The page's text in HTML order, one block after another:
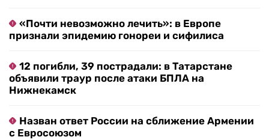
«Почти невозможно лечить»: в Европе
признали эпидемию гонореи и сифилиса
12 погибли, 39 пострадали: в Татарстане
объявили траур после атаки БПЛА на
Нижнекамск
Назван ответ России на сближение Армении
с Евросоюзом